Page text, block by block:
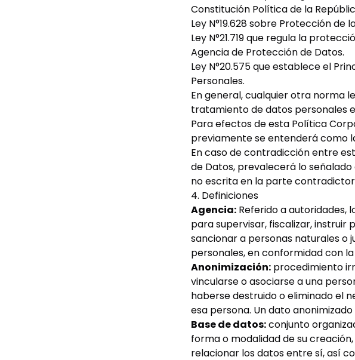
Constitución Política de la
Ley N°19.628 sobre Protección de
Ley N°21.719 que regula la
Agencia de Protección de Datos.
Ley N°20.575 que establece el
Personales.
En general, cualquier otra norma
tratamiento de datos personales
Para efectos de esta Política
previamente se entenderá como
En caso de contradicción entre
de Datos, prevalecerá lo
no escrita en la parte
4. Definiciones
Agencia: Referido a autoridades,
para supervisar, fiscalizar, instruir
sancionar a personas naturales o
personales, en conformidad con
Anonimización: procedimiento
vincularse o asociarse a una
haberse destruido o eliminado el
esa persona. Un dato
Base de datos:conjunto
forma o modalidad de su
relacionar los datos entre sí, así